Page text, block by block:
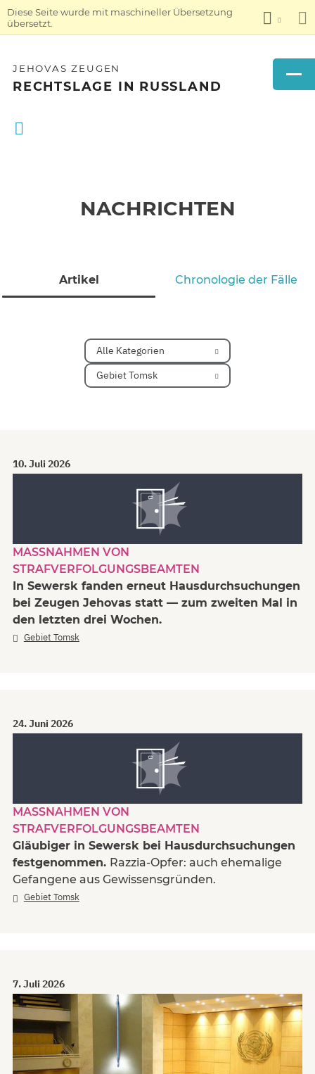
Diese Seite wurde mit maschineller Übersetzung
übersetzt.
JEHOVAS ZEUGEN
RECHTSLAGE IN RUSSLAND
NACHRICHTEN
Artikel Chronologie der Fälle
Alle Kategorien
Gebiet Tomsk
10. Juli 2026
MASSNAHMEN VON S
TRAFVERFOLGUNGSBEAMTEN
In Sewersk fanden erneut Hausdurchsuchungen
bei Zeugen Jehovas statt — zum zweiten Mal in
den letzten drei Wochen.
Gebiet Tomsk
24. Juni 2026
MASSNAHMEN VON S
TRAFVERFOLGUNGSBEAMTEN
Gläubiger in Sewersk bei Hausdurchsuchungen
festgenommen. Razzia-Opfer: auch ehemalige
Gefangene aus Gewissensgründen.
Gebiet Tomsk
7. Juli 2026